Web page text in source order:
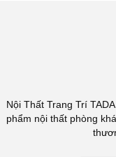
Nội Thất Trang Trí
phẩm nội thất phòng